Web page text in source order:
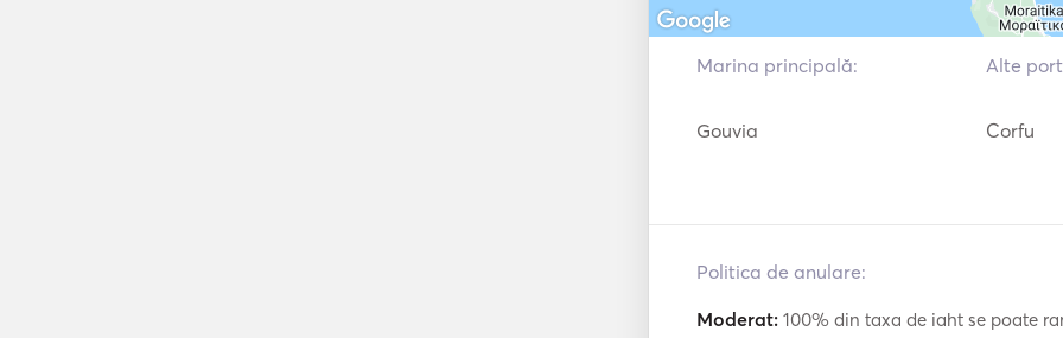
Marina principală:
Gouvia
Alte
Corfu
Politica de anulare:
Moderat: 100% din taxa de iaht se poate